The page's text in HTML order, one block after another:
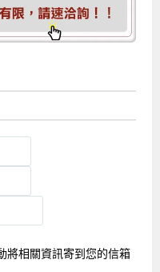
將相關資訊寄到您的信箱